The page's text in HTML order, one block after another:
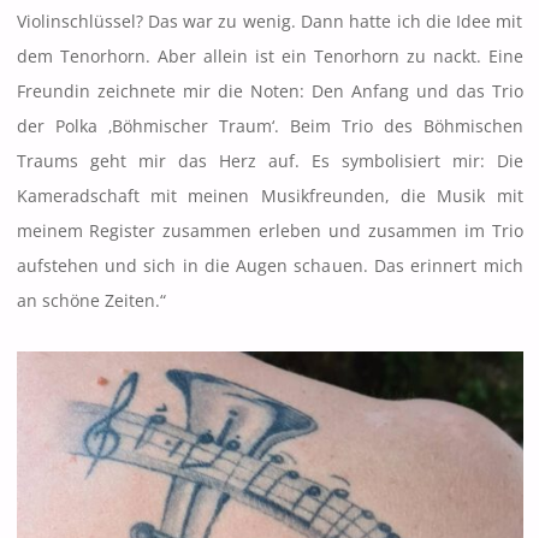
Violinschlüssel? Das war zu wenig. Dann hatte ich die Idee mit
dem Tenorhorn. Aber allein ist ein Tenorhorn zu nackt. Eine
Freundin zeichnete mir die Noten: Den Anfang und das Trio
der Polka ‚Böhmischer Traum‘. Beim Trio des Böhmischen
Traums geht mir das Herz auf. Es symbolisiert mir: Die
Kameradschaft mit meinen Musikfreunden, die Musik mit
meinem Register zusammen erleben und zusammen im Trio
aufstehen und sich in die Augen schauen. Das erinnert mich
an schöne Zeiten.“